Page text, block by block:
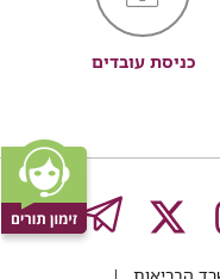
כניסת עובדים
לעמוד